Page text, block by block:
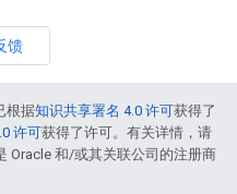
馈
根据知识共享署名 4.0 许可获得了
许可获得了许可。有关详情，请
Oracle 和/或其关联公司的注册商